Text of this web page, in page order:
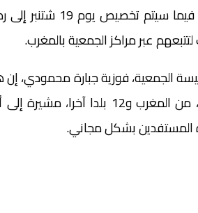
شتنبر الجاري،
عبر مراكز الجمعية بالمغرب.
مجال الصحة، من المغرب و12
المستفدين بشكل مجاني.